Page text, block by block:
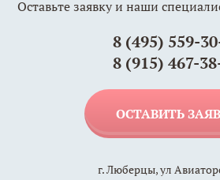
Оставьте заявку и наши
8 (495) 559-
8 (915) 467-
ОСТАВИТЬ
г. Люберцы, ул